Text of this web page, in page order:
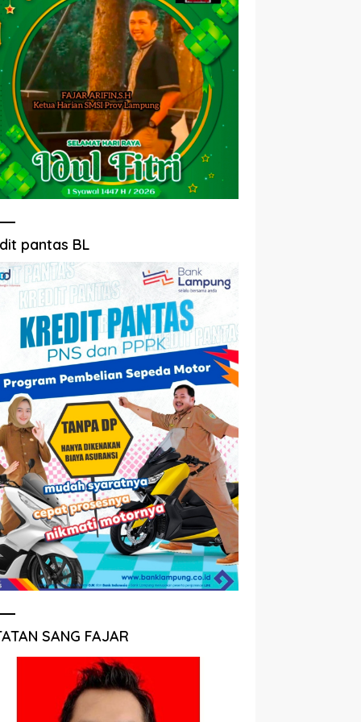
pantas BL
SANG FAJAR